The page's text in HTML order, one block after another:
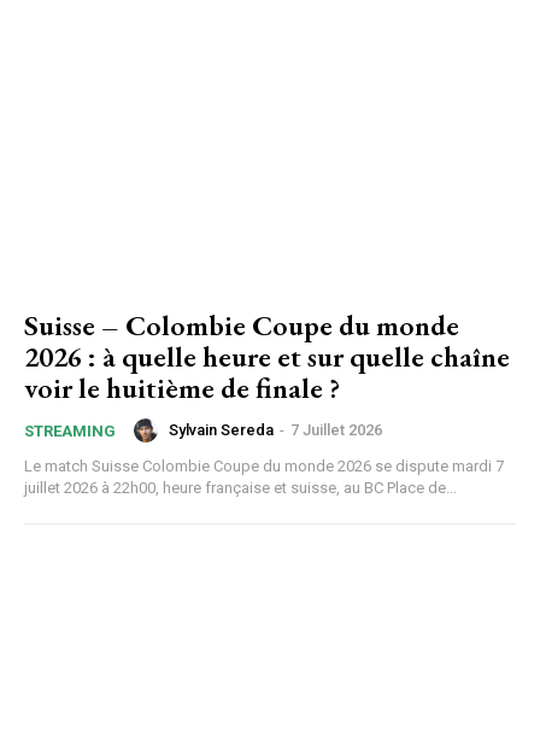
Suisse – Colombie Coupe du monde
2026 : à quelle heure et sur quelle chaîne
voir le huitième de finale ?
STREAMING Sylvain Sereda - 7 Juillet 2026
Le match Suisse Colombie Coupe du monde 2026 se dispute mardi 7
juillet 2026 à 22h00, heure française et suisse, au BC Place de...